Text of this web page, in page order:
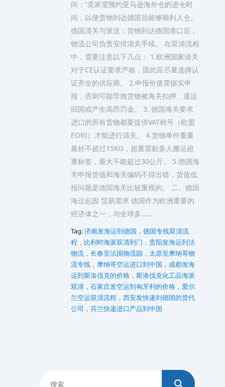
间：”卖家需预约亚马逊海外仓的进仓时
间，以便货物到达德国后能够顺利入仓。
德国清关与派送：货物到达德国港口后，
物流公司负责安排清关手续。 在双清流程
中，需要注意以下几点： 1.欧洲国家清关
对于CE认证要求严格，因此应尽量选择认
证齐全的供应商。 2.申报价值需据实申
报，否则可能导致货物被海关扣押、退运
回国或产生高昂罚金。 3. 德国海关要求
进口的所有货物都要提供VAT税号（欧盟
EORI）才能进行清关。 4.货物单件重量
最好不超过15KG，超重需贴多人搬运超
重标签，最大不能超过30公斤。 5.德国海
关申报货值和海关编码不得出错，货值低
报问题是德国海关比较重视的。 二、德国
海运起因 贸易需求 德国作为欧洲重要的
经济体之一，与全球多……
Tag:济南发海运到德国，德国专线双清流
程，比利时海派双清到门，贵阳发海运到法
物流，长春至法国物流园，太原至摩纳哥物
流专线，摩纳哥空运进口到中国，成都发海
运到斯洛伐克的价格，斯洛伐克化工品海派
双清，石家庄发空运到匈牙利的价格，爱尔
兰空运双清流程，西安发快递到德国的货代
公司，芬兰快递进口产品到中国